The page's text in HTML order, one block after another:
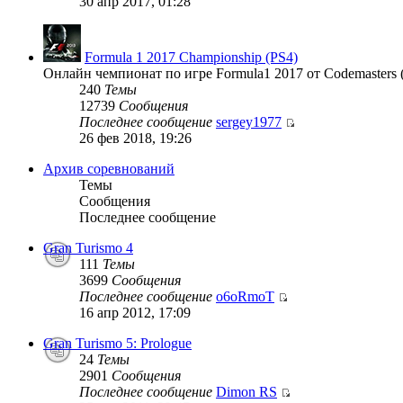
Formula 1 2017 Championship (PS4)
Онлайн чемпионат по игре Formula1 2017 от Codemasters
240 Темы
12739 Сообщения
Последнее сообщение sergey1977
26 фев 2018, 19:26
Архив соревнований
Темы
Сообщения
Последнее сообщение
Gran Turismo 4
111 Темы
3699 Сообщения
Последнее сообщение o6oRmoT
16 апр 2012, 17:09
Gran Turismo 5: Prologue
24 Темы
2901 Сообщения
Последнее сообщение Dimon RS